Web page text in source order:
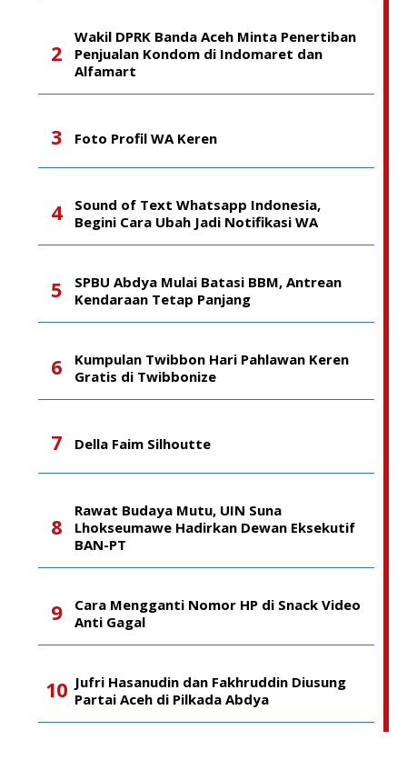
Wakil DPRK Banda Aceh Minta Penertiban
Penjualan Kondom di Indomaret dan
Alfamart
Foto Profil WA Keren
Sound of Text Whatsapp Indonesia,
Begini Cara Ubah Jadi Notifikasi WA
SPBU Abdya Mulai Batasi BBM, Antrean
Kendaraan Tetap Panjang
Kumpulan Twibbon Hari Pahlawan Keren
Gratis di Twibbonize
Della Faim Silhoutte
Rawat Budaya Mutu, UIN Suna
Lhokseumawe Hadirkan Dewan Eksekutif
BAN-PT
Cara Mengganti Nomor HP di Snack Video
Anti Gagal
Jufri Hasanudin dan Fakhruddin Diusung
Partai Aceh di Pilkada Abdya